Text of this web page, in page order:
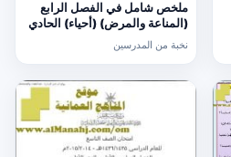
ملخص شامل في الفصل الرابع
(المناعة والمرض) (أحياء) الحادي
نخبة من المدرسين